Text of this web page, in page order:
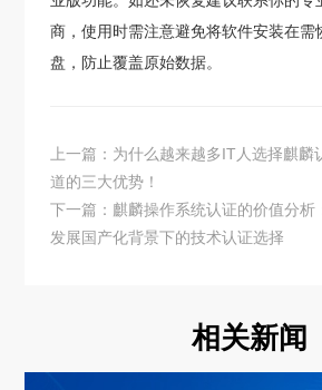
商，使用时需注意避免将软件安装在需
盘，防止覆盖原始数据。
上一篇：为什么越来越多IT人选择麒麟
道的三大优势！
下一篇：麒麟操作系统认证的价值分析
发展国产化背景下的技术认证选择
相关新闻